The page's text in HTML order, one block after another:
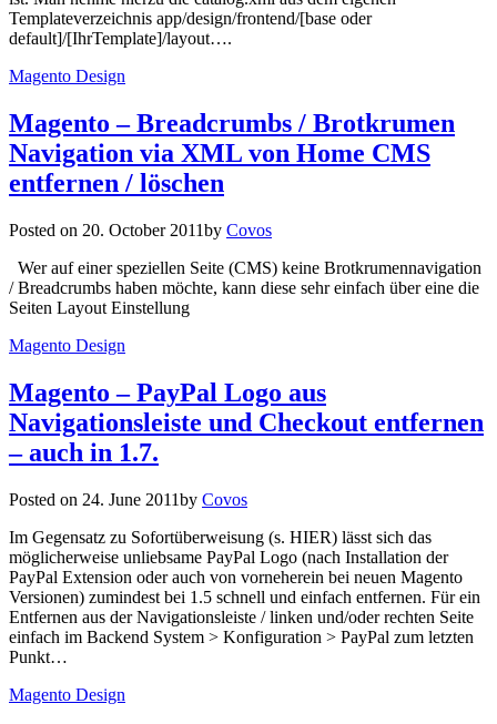
Templateverzeichnis app/design/frontend/[base oder
default]/[IhrTemplate]/layout….
Magento Design
Magento – Breadcrumbs / Brotkrumen
Navigation via XML von Home CMS
entfernen / löschen
Posted on 20. October 2011by Covos
Wer auf einer speziellen Seite (CMS) keine Brotkrumennavigation
/ Breadcrumbs haben möchte, kann diese sehr einfach über eine die
Seiten Layout Einstellung
Magento Design
Magento – PayPal Logo aus
Navigationsleiste und Checkout entfernen
– auch in 1.7.
Posted on 24. June 2011by Covos
Im Gegensatz zu Sofortüberweisung (s. HIER) lässt sich das
möglicherweise unliebsame PayPal Logo (nach Installation der
PayPal Extension oder auch von vorneherein bei neuen Magento
Versionen) zumindest bei 1.5 schnell und einfach entfernen. Für ein
Entfernen aus der Navigationsleiste / linken und/oder rechten Seite
einfach im Backend System > Konfiguration > PayPal zum letzten
Punkt…
Magento Design